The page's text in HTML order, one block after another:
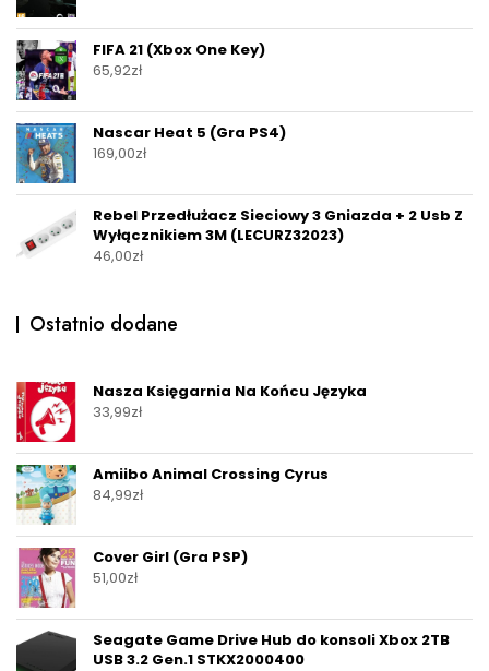
FIFA 21 (Xbox One Key)
65,92zł
Nascar Heat 5 (Gra PS4)
169,00zł
Rebel Przedłużacz Sieciowy 3 Gniazda + 2 Usb Z
Wyłącznikiem 3M (LECURZ32023)
46,00zł
Ostatnio dodane
Nasza Księgarnia Na Końcu Języka
33,99zł
Amiibo Animal Crossing Cyrus
84,99zł
Cover Girl (Gra PSP)
51,00zł
Seagate Game Drive Hub do konsoli Xbox 2TB
USB 3.2 Gen.1 STKX2000400